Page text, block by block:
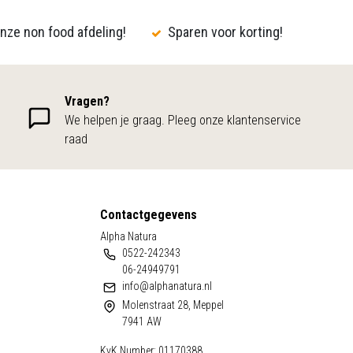
non food afdeling! Sparen voor korting!
Vragen?
We helpen je graag. Pleeg onze klantenservice
raad
Contactgegevens
Alpha Natura
0522-242343
06-24949791
info@alphanatura.nl
Molenstraat 28, Meppel
7941 AW